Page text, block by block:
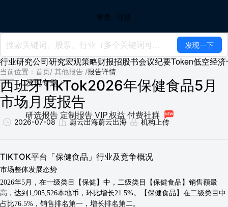
登录 注册
回到首页AI搜索 发现报告 发现数据
发现专题
研选报告 定制报告VIP权益 付费社群
发现一下
行业研究公司研究宏观策略财报招股书会议纪要Token低空经济
当前位置：首页/ 其他报告 /报告详情
西班牙TikTok2026年保健食品5月
市场月度报告
2026-07-08 蔚云出海蔚云出海 机构上传
TIKTOK平台「保健食品」行业及竞争概况
市场整体发展态势
2026年5月，在一级类目【保健】中，二级类目【保健食品】销售额最
高，达到1,905,526本地币，环比增长21.5%。【保健食品】在二级类目中
占比76.5%，销售排名第一，增长排名第二。